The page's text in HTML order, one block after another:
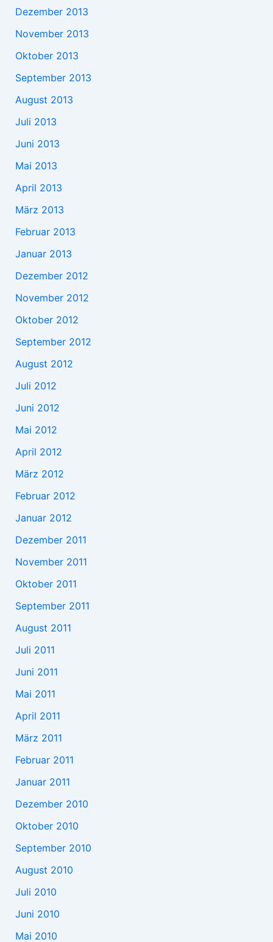
Dezember 2013
November 2013
Oktober 2013
September 2013
August 2013
Juli 2013
Juni 2013
Mai 2013
April 2013
März 2013
Februar 2013
Januar 2013
Dezember 2012
November 2012
Oktober 2012
September 2012
August 2012
Juli 2012
Juni 2012
Mai 2012
April 2012
März 2012
Februar 2012
Januar 2012
Dezember 2011
November 2011
Oktober 2011
September 2011
August 2011
Juli 2011
Juni 2011
Mai 2011
April 2011
März 2011
Februar 2011
Januar 2011
Dezember 2010
Oktober 2010
September 2010
August 2010
Juli 2010
Juni 2010
Mai 2010